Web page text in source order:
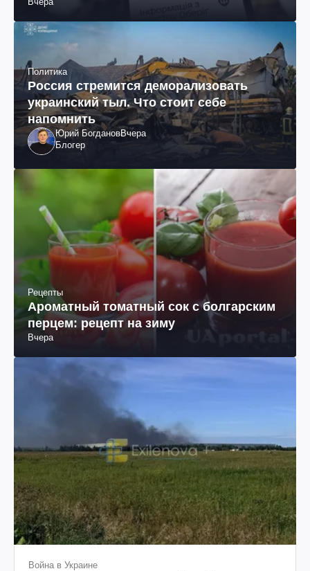
Политика
Россия стремится деморализовать
украинский тыл. Что стоит себе
напомнить
Юрий БогдановВчера
Блогер
Рецепты
Ароматный томатный сок с болгарским
перцем: рецепт на зиму
Вчера
Война в Украине